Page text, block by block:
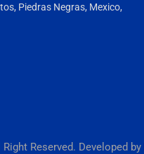
Piedras Negras, Mexico,
Reserved. Developed by